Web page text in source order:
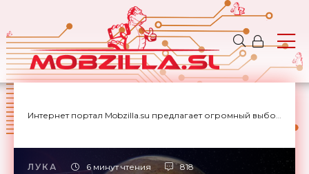
Интернет портал Mobzilla.su предлагает огромный выбор новостей с доставкой на дом.
ЛУКА 6 минут чтения 818